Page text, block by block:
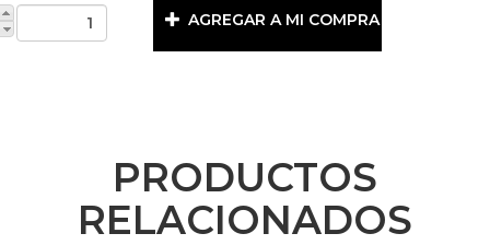
AGREGAR A MI COMPRA
PRODUCTOS
RELACIONADOS